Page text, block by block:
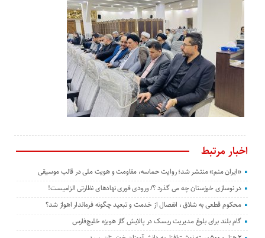
اخبار مرتبط
«ایران منم» منتشر شد؛ روایت حماسه، مقاومت و هویت ملی در قالب موسیقی
در نوسازی خوزستان چه می گذرد ؟/ ورودی فوری نهادهای نظارتی الزامیست!
محکوم قطعی به شلاق ، انفصال از خدمت و تبعید چگونه فرماندار اهواز شد؟
گام بلند برای بلوغ مدیریت ریسک در پالایش گاز هویزه خلیج‌فارس